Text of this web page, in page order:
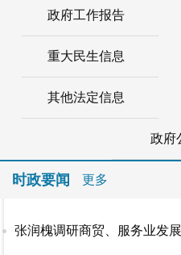
政府工作报告
重大民生信息
其他法定信息
政府
时政要闻 更多
张润槐调研商贸、服务业发